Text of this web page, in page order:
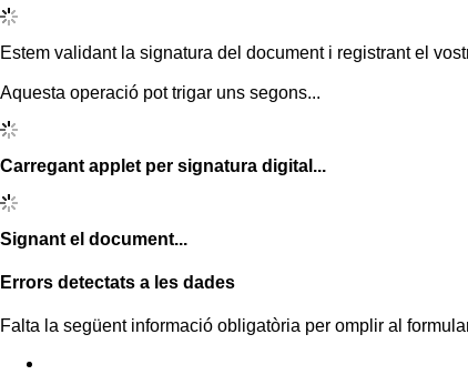
Estem validant la signatura del document i registrant el
Aquesta operació pot trigar uns segons...
Carregant applet per signatura digital...
Signant el document...
Errors detectats a les dades
Falta la següent informació obligatòria per omplir al